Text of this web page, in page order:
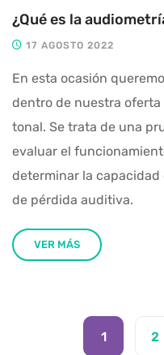
¿Qué es la
17 AGOSTO 2022
En esta ocasión
dentro de nuestra oferta
tonal. Se trata de una
evaluar el
determinar la
de pérdida auditiva.
VER MÁS
1 2